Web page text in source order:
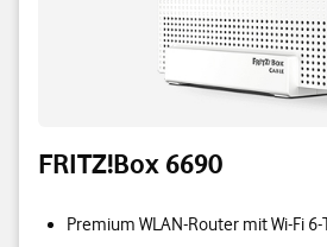
FRITZ!Box 6690
Premium WLAN-Router mit Wi-Fi